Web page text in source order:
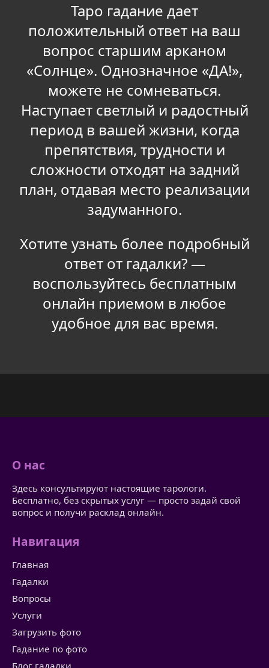
Таро гадание дает
положительный ответ на ваш
вопрос старшим арканом
«Солнце». Однозначное «ДА!»,
можете не сомневаться.
Наступает светлый и радостный
период в вашей жизни, когда
препятствия, трудности и
сложности отходят на задний
план, отдавая место реализации
задуманного.
Хотите узнать более подробный
ответ от гадалки? —
воспользуйтесь бесплатным
онлайн приемом в любое
удобное для вас время.
О нас
Здесь консультируют настоящие тарологи.
Бесплатно, без скрытых услуг — просто задай свой
вопрос и получи расклад онлайн.
Навигация
Главная
Гадалки
Вопросы
Услуги
Загрузить фото
Гадание по фото